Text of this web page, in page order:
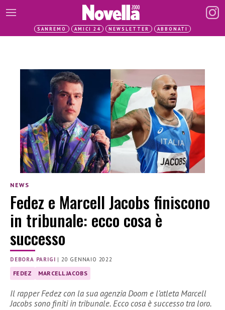
SANREMO AMICI 24 NEWSLETTER ABBONATI
NEWS
Fedez e Marcell Jacobs finiscono
in tribunale: ecco cosa è
successo
DEBORA PARIGI | 20 GENNAIO 2022
FEDEZ MARCELL JACOBS
Il rapper Fedez con la sua agenzia Doom e l’atleta Marcell
Jacobs sono finiti in tribunale. Ecco cosa è successo tra loro.